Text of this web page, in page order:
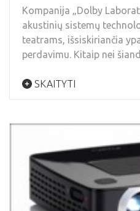
Kompanija „Dolby
akustinių sistemų
teatrams, išsiskiriančia
perdavimu. Kitaip nei
SKAITYTI